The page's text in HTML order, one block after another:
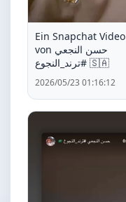
Ein Snapchat Video
von حسن النجعي
#ترند_النجوع 🇸🇦
2026/05/23 01:16:12